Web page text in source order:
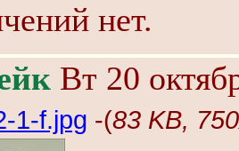
нет.
Вт 20
1-f.jpg -(83 KB,